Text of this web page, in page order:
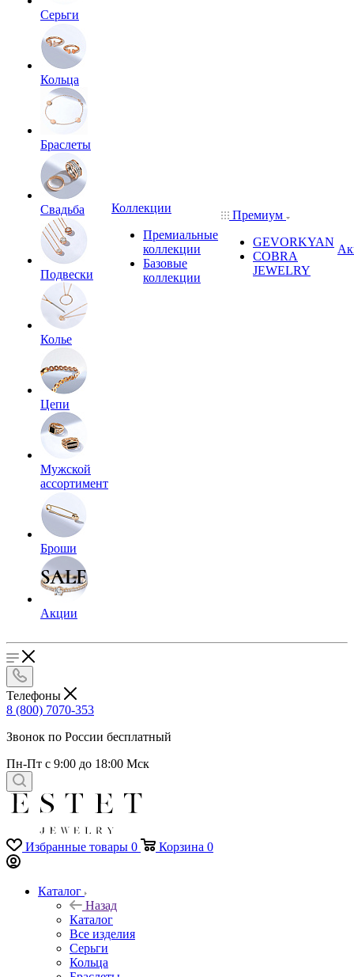
Серьги
Кольца
Браслеты
Свадьба
Подвески
Колье
Цепи
Мужской
ассортимент
Броши
Акции
Коллекции
Премиальные
коллекции
Базовые
коллекции
Премиум
GEVORKYAN
COBRA
JEWELRY
Телефоны
8 (800) 7070-353
Звонок по России бесплатный
Пн-Пт с 9:00 до 18:00 Мск
Избранные товары 0 Корзина 0
Каталог
Назад
Каталог
Все изделия
Серьги
Кольца